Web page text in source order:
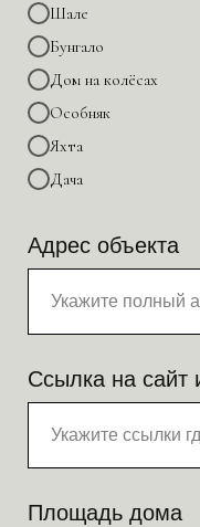
Шале
Бунгало
Дом на колёсах
Особняк
Яхта
Дача
Адрес объекта
Ссылка на сайт
Площадь дома